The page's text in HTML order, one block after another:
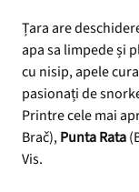
Țara are
apa sa limpede și
cu nisip, apele
pasionați de
Printre cele mai
Brač),PuntaRata
Vis.